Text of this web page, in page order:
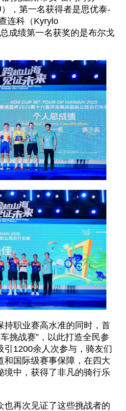
），第一名获得者是思优泰-
连科（Kyrylo
成绩第一名获奖的是布尔戈
持职业赛高水准的同时，首
挑战赛”，以此打造全民参
引1200余人次参与，骑友们
和国际级赛事保障，在四大
境中，获得了非凡的骑行乐
也再次见证了这些挑战者的